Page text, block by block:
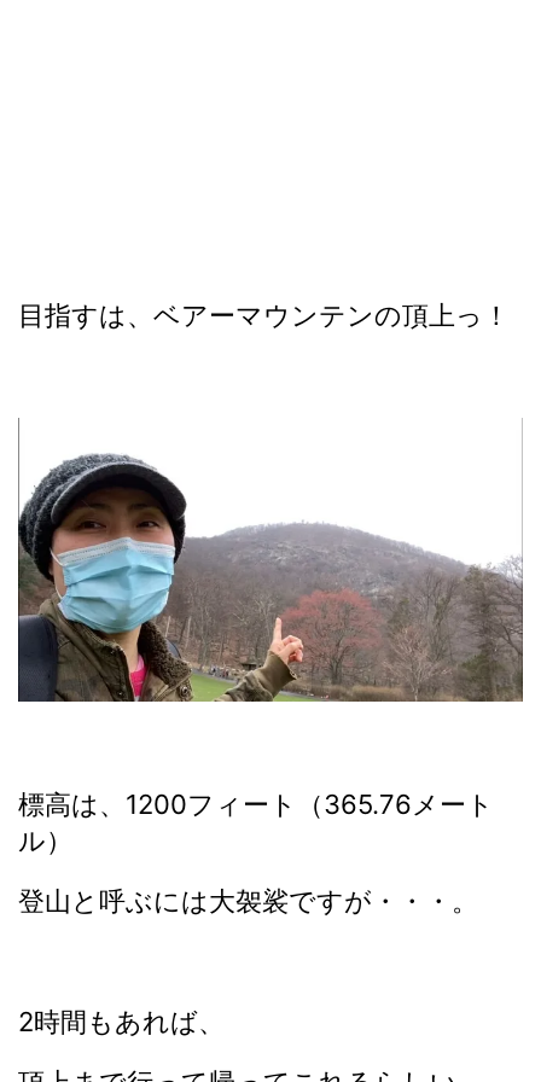
目指すは、ベアーマウンテンの頂上っ！
標高は、1200フィート（365.76メート
ル）
登山と呼ぶには大袈裟ですが・・・。
2時間もあれば、